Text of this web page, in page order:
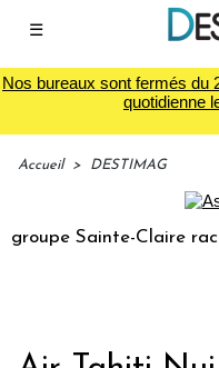
☰
Nos bureaux sont fermés du
quotidienne
Accueil > DESTIMAG
Sainte-Claire